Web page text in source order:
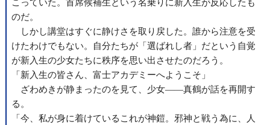
こっていた。首席候補生という名乗りに新入生が反応したも
のだ。
しかし講堂はすぐに静けさを取り戻した。誰から注意を受
けたわけでもない。自分たちが「選ばれし者」だという自覚
が新入生の少女たちに秩序を思い出させたのだろう。
「新入生の皆さん、富士アカデミーへようこそ」
ざわめきが静まったのを見て、少女――真鶴が話を再開す
る。
「今、私が身に着けているこれが神鎧。邪神と戦う為に、人